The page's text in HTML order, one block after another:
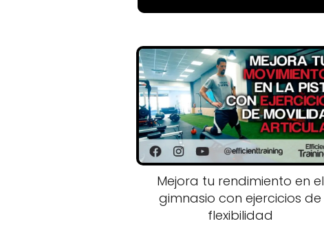
Mejora tu rendimiento en el
gimnasio con ejercicios de
flexibilidad